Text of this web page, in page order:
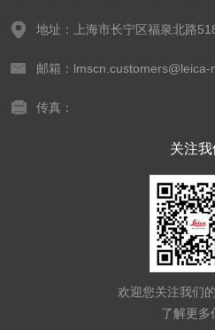
地址：上海市长宁区福泉北路
邮箱：
传真：
关注我
欢迎您关注我们
了解更多